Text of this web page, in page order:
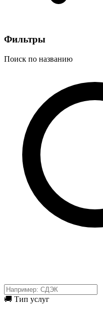
Фильтры
Поиск по названию
🚚 Тип услуг